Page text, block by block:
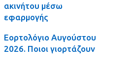
ακινήτου μέσω
εφαρμογής
Εορτολόγιο Αυγούστου
2026. Ποιοι γιορτάζουν